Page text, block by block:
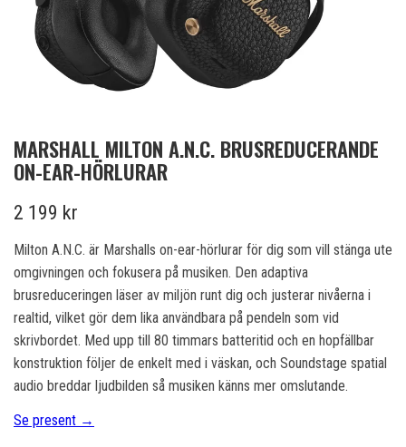
MARSHALL MILTON A.N.C. BRUSREDUCERANDE
ON-EAR-HÖRLURAR
2 199 kr
Milton A.N.C. är Marshalls on-ear-hörlurar för dig som vill stänga ute
omgivningen och fokusera på musiken. Den adaptiva
brusreduceringen läser av miljön runt dig och justerar nivåerna i
realtid, vilket gör dem lika användbara på pendeln som vid
skrivbordet. Med upp till 80 timmars batteritid och en hopfällbar
konstruktion följer de enkelt med i väskan, och Soundstage spatial
audio breddar ljudbilden så musiken känns mer omslutande.
Se present →